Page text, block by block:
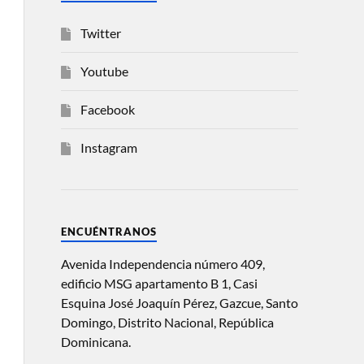
Twitter
Youtube
Facebook
Instagram
ENCUÉNTRANOS
Avenida Independencia número 409,
edificio MSG apartamento B 1, Casi
Esquina José Joaquín Pérez, Gazcue, Santo
Domingo, Distrito Nacional, República
Dominicana.